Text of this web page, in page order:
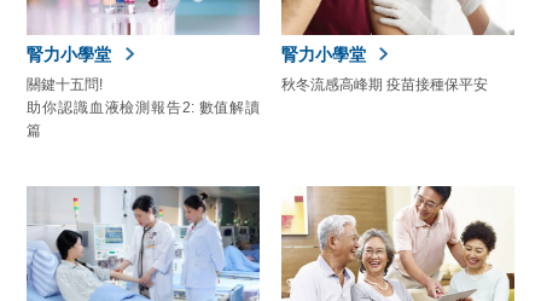
腎力小學堂
關鍵十五問!
助你認識血液檢測報告2: 數值解讀
篇
腎力小學堂
秋冬流感高峰期 疫苗接種保平安